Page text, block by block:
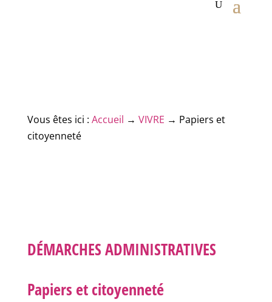
Vous êtes ici : Accueil → VIVRE → Papiers et
citoyenneté
DÉMARCHES ADMINISTRATIVES
Papiers et citoyenneté